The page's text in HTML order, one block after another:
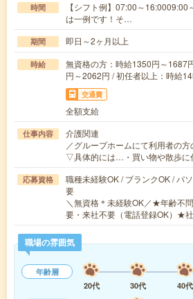
時間
【シフト例】07:00～
は一例です！そ…
期間 即日～2ヶ月以上
時給
無資格の方：時給1350円～1687
円～2062円 / 初任者以上：時給
交通費
全額支給
仕事内容
介護関連
／グループホームにて利用者の
▽具体的には…・買い物や散歩
応募資格
職種未経験OK / ブランクOK / パ
要
＼無資格＊未経験OK／★年齢不
要・来社不要（電話登録OK）★
職場の雰囲気
年齢層
20代
30代 40代